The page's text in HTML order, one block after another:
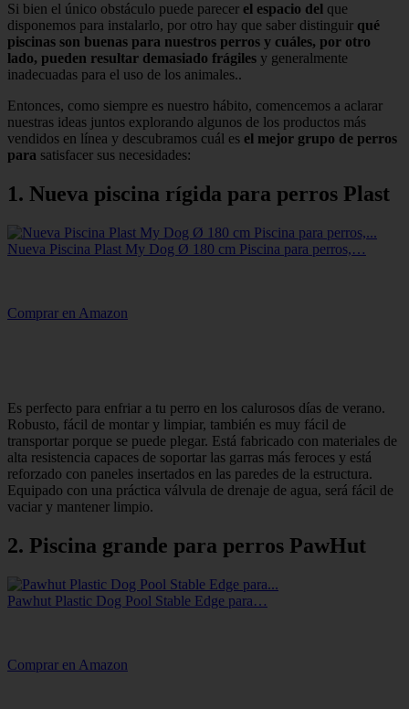
Si bien el único obstáculo puede parecer el espacio del que
disponemos para instalarlo, por otro hay que saber distinguir qué
piscinas son buenas para nuestros perros y cuáles, por otro
lado, pueden resultar demasiado frágiles y generalmente
inadecuadas para el uso de los animales..
Entonces, como siempre es nuestro hábito, comencemos a aclarar
nuestras ideas juntos explorando algunos de los productos más
vendidos en línea y descubramos cuál es el mejor grupo de perros
para satisfacer sus necesidades:
1. Nueva piscina rígida para perros Plast
Nueva Piscina Plast My Dog Ø 180 cm Piscina para perros,…
Comprar en Amazon
Es perfecto para enfriar a tu perro en los calurosos días de verano.
Robusto, fácil de montar y limpiar, también es muy fácil de
transportar porque se puede plegar. Está fabricado con materiales de
alta resistencia capaces de soportar las garras más feroces y está
reforzado con paneles insertados en las paredes de la estructura.
Equipado con una práctica válvula de drenaje de agua, será fácil de
vaciar y mantener limpio.
2. Piscina grande para perros PawHut
Pawhut Plastic Dog Pool Stable Edge para…
Comprar en Amazon